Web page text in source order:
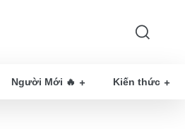
Người Mới 🔥 Kiến thức